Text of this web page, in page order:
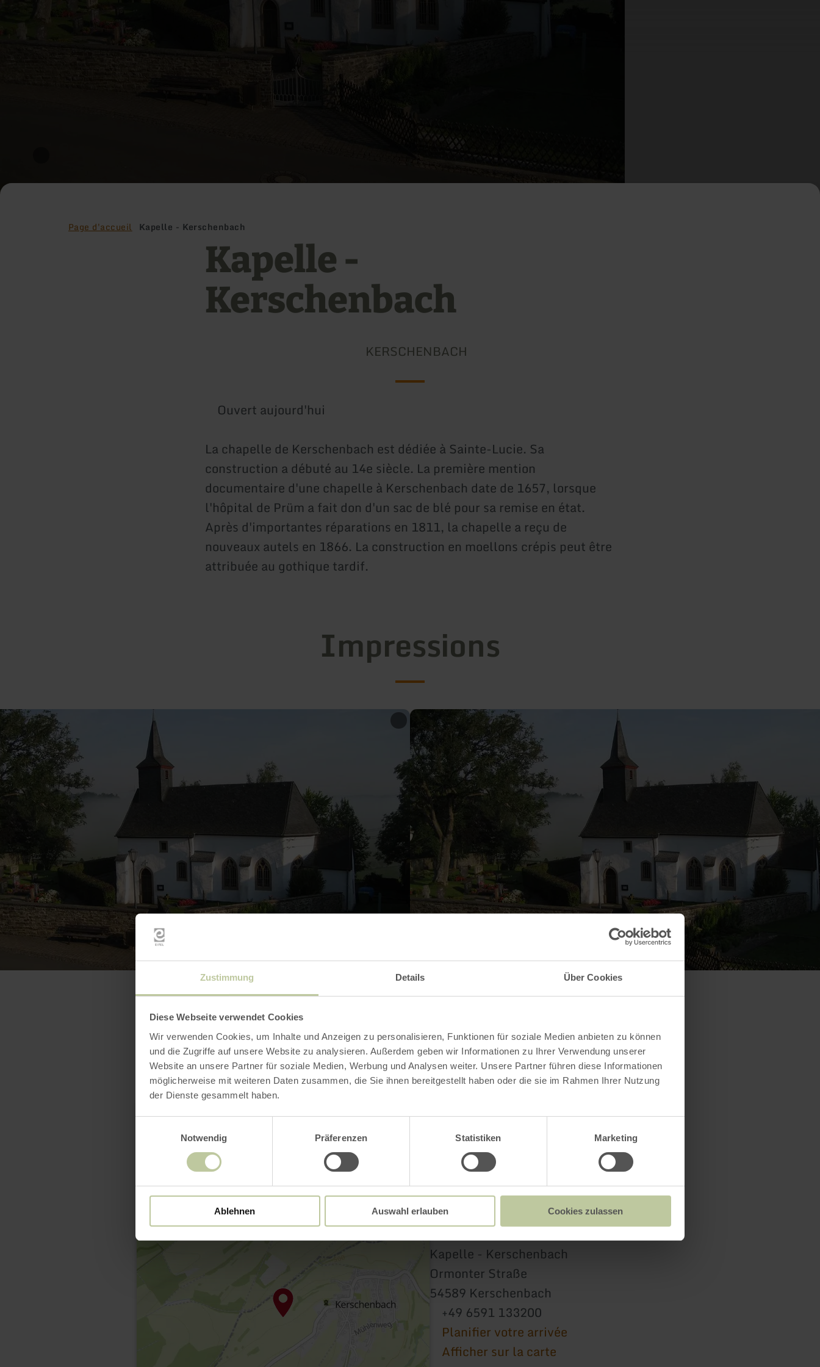
Zustimmung Details Über Cookies
Diese Webseite verwendet Cookies
Wir verwenden Cookies, um Inhalte und Anzeigen zu personalisieren, Funktionen für soziale Medien anbieten zu können
und die Zugriffe auf unsere Website zu analysieren. Außerdem geben wir Informationen zu Ihrer Verwendung unserer
Website an unsere Partner für soziale Medien, Werbung und Analysen weiter. Unsere Partner führen diese Informationen
möglicherweise mit weiteren Daten zusammen, die Sie ihnen bereitgestellt haben oder die sie im Rahmen Ihrer Nutzung
der Dienste gesammelt haben.
Notwendig
Präferenzen Statistiken Marketing
Ablehnen Auswahl erlauben Cookies zulassen
Page d'accueil Kapelle - Kerschenbach
Kapelle -
Kerschenbach
KERSCHENBACH
Ouvert aujourd'hui
La chapelle de Kerschenbach est dédiée à Sainte-Lucie. Sa
construction a débuté au 14e siècle. La première mention
documentaire d'une chapelle à Kerschenbach date de 1657, lorsque
l'hôpital de Prüm a fait don d'un sac de blé pour sa remise en état.
Après d'importantes réparations en 1811, la chapelle a reçu de
nouveaux autels en 1866. La construction en moellons crépis peut être
attribuée au gothique tardif.
Impressions
Contact
Kapelle - Kerschenbach
Ormonter Straße
54589 Kerschenbach
+49 6591 133200
Planifier votre arrivée
Afficher sur la carte